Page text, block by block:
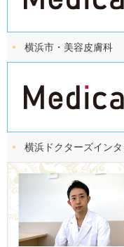
横浜市・美容皮膚科
横浜ドクターズイン